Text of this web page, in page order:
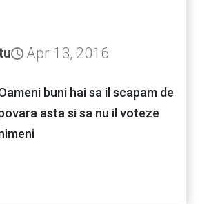
Apr 13, 2016
buni hai sa il scapam de
asta si sa nu il voteze